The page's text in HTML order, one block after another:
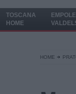
TOSCANA
HOME
HOME